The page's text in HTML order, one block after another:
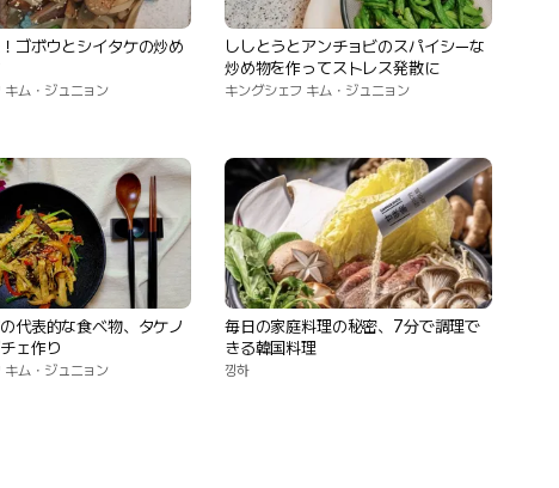
ゴボウとシイタケの炒め
キム・ジュニョン
ししとうとアンチョビのスパイシーな
炒め物を作ってストレス発散に
キングシェフ キム・ジュニョン
代表的な食べ物、タケノ
ェ作り
キム・ジュニョン
毎日の家庭料理の秘密、7分で調理で
きる韓国料理
낑하